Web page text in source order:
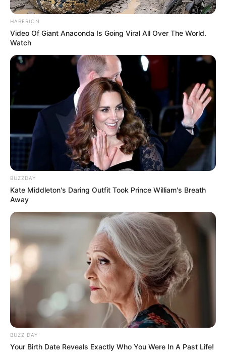
kluge Fragen – darauf kann es nur spaßig kluge
Antworten geben. So wechseln sich grenzenloses
Staunen, schallendes Lachen und ausgelassener
Spaß nahezu im Minutentakt ab. Informationen unter
http://www.geofun-info.de/index.html. Eingetragen
von GeoFun.
Geburtstag feiern auf einem Partyboot - Geburtstag
feiern in Frankfurt - Geburtstag feiern an
aussergewöhnlichen Orten in einer Großstadt ist oft
ein heikles Unterfangen. Preise für besondere
Locations können schnell teuer werden und
gleichzeitig will ja keiner von seinem Kind als geizig
tituliert werden. Ein besonderes high light für
Kindergeburtstage, runde Geburtstage oder
Teenager Geburtstag bietet Captain Franky aus
Frankfurt, mit seinem Partyboot. Auf dem Boot
Geburtag feiern realisieren die keiner so schnelll
vergisst. Essen und Trinken dürfen mitgebracht
werden, das schont den eigenen Geldbeutel.
Weitere Details zu den lustigen Bootstouren und wie
man(n) in Frankfurt vor der Skyline feiern kann, gibt
es unter www.partyboot.de/geburtstag/ Informationen
http://www.partyboot.de/geburtstag/.
Eingetragen von Raletto.
BashParty Minispiele - BashParty Minispiele in
Wiesbaden ist die perfekte Location für einen
unvergesslichen Kindergeburtstag! Hier erleben das
HABERION
Video Of Giant Anaconda Is Going Viral All Over The World.
Watch
BUZZDAY
Kate Middleton's Daring Outfit Took Prince William's Breath
Away
BUZZ DAY
Your Birth Date Reveals Exactly Who You Were In A Past Life!